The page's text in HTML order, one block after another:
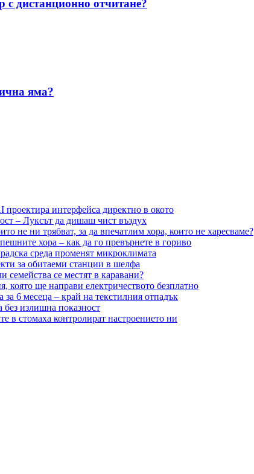
дистанционно отчитане?
яма?
интерфейса директно в окото
– Луксът да дишаш чист въздух
не ни трябват, за да впечатлим хора, които не харесваме?
хора – как да го превърнете в гориво
среда променят микроклимата
за обитаеми станции в шелфа
се местят в каравани?
която ще направи електричеството безплатно
6 месеца – край на текстилния отпадък
без излишна показност
в стомаха контролират настроението ни